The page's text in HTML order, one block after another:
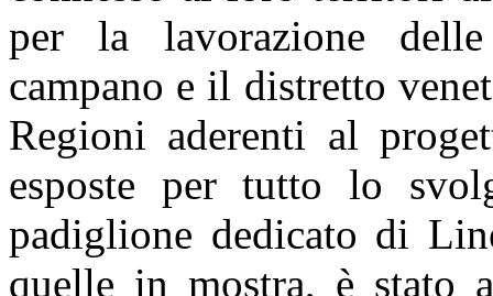
per la lavorazione
campano e il distretto
Regioni aderenti al
esposte per tutto lo
padiglione dedicato di
quelle in mostra, è stato